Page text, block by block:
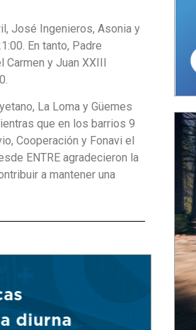
José Ingenieros, Asonia y
En tanto, Padre
Carmen y Juan XXIII
La Loma y Güemes
que en los barrios 9
Cooperación y Fonavi el
ENTRE agradecieron la
a mantener una